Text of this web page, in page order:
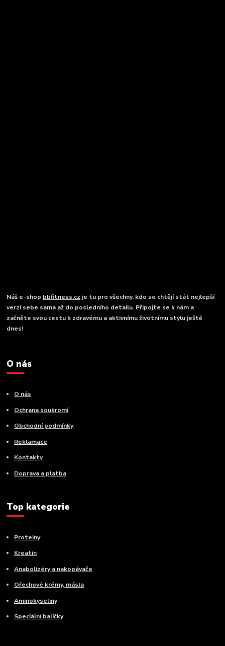
Náš e-shop bbfitness.cz je tu pro všechny, kdo se chtějí stát nejlepší
verzí sebe sama až do posledního detailu. Připojte se k nám a
začněte svou cestu k zdravému a aktivnímu životnímu stylu ještě
dnes!
O nás
O nás
Ochrana soukromí
Obchodní podmínky
Reklamace
Kontakty
Doprava a platba
Top kategorie
Proteiny
Kreatin
Anabolizéry a nakopávače
Ořechové krémy, másla
Aminokyseliny
Speciální balíčky